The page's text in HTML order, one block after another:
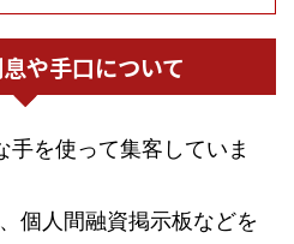
や手口について
を使って集客していま
個人間融資掲示板などを